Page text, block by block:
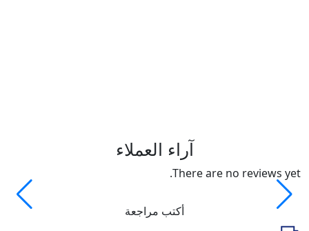
آراء العملاء
There are no reviews yet.
أكتب مراجعة